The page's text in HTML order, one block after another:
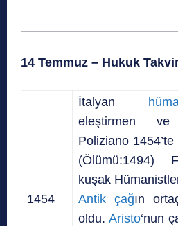
14 Temmuz – Hukuk
1454
İtalyan
eleştirmen
Poliziano
(Ölümü:1494)
kuşak
Antik çağın
oldu. Aristo‘nun